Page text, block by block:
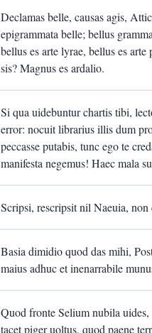
Declamas belle, causas agis,
epigrammata belle; bellus
bellus es arte lyrae, bellus es
sis? Magnus es ardalio.
Si qua uidebuntur chartis tibi,
error: nocuit librarius illis dum
peccasse putabis, tunc ego te
manifesta negemus! Haec mala
Scripsi, rescripsit nil Naeuia,
Basia dimidio quod das mihi,
maius adhuc et inenarrabile
Quod fronte Selium nubila
tacet piger uoltus, quod paene